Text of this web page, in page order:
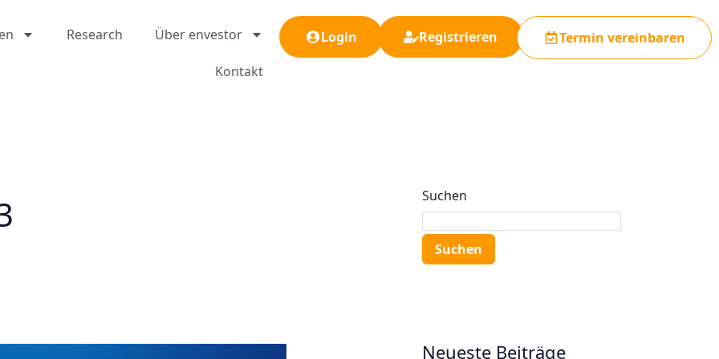
Research Über envestor
Kontakt
Login Registrieren Termin vereinbaren
Suchen
Suchen
Neueste Beiträge